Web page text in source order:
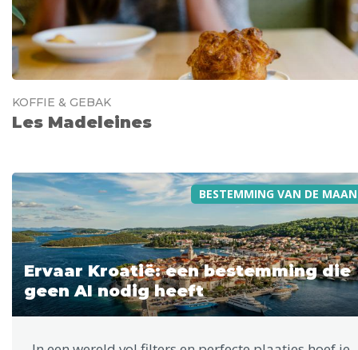
KOFFIE & GEBAK
Les Madeleines
BESTEMMING VAN DE
Ervaar Kroatië: een bestemming die
geen AI nodig heeft